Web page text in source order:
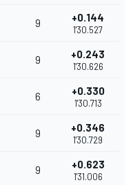
9 +0.144
1'30.527
9 +0.243
1'30.626
6 +0.330
1'30.713
9 +0.346
1'30.729
9 +0.623
1'31.006